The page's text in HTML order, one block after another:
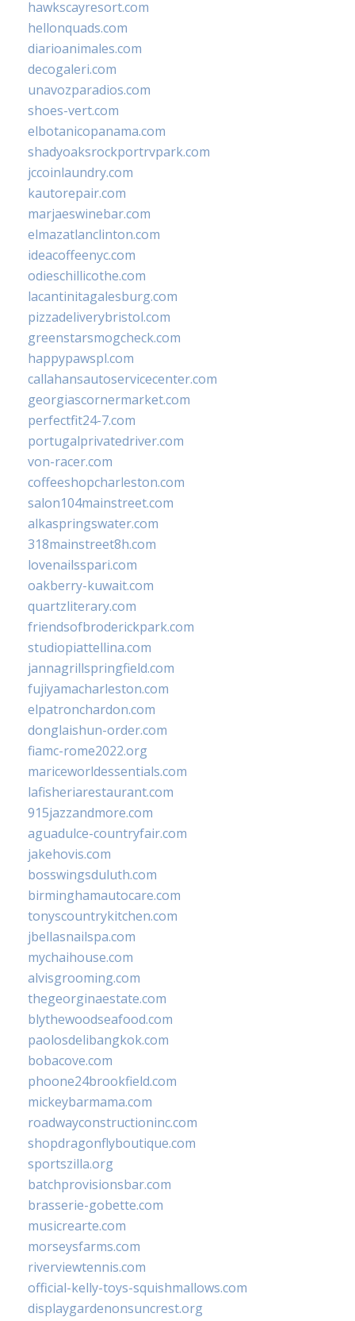
hawkscayresort.com
hellonquads.com
diarioanimales.com
decogaleri.com
unavozparadios.com
shoes-vert.com
elbotanicopanama.com
shadyoaksrockportrvpark.com
jccoinlaundry.com
kautorepair.com
marjaeswinebar.com
elmazatlanclinton.com
ideacoffeenyc.com
odieschillicothe.com
lacantinitagalesburg.com
pizzadeliverybristol.com
greenstarsmogcheck.com
happypawspl.com
callahansautoservicecenter.com
georgiascornermarket.com
perfectfit24-7.com
portugalprivatedriver.com
von-racer.com
coffeeshopcharleston.com
salon104mainstreet.com
alkaspringswater.com
318mainstreet8h.com
lovenailsspari.com
oakberry-kuwait.com
quartzliterary.com
friendsofbroderickpark.com
studiopiattellina.com
jannagrillspringfield.com
fujiyamacharleston.com
elpatronchardon.com
donglaishun-order.com
fiamc-rome2022.org
mariceworldessentials.com
lafisheriarestaurant.com
915jazzandmore.com
aguadulce-countryfair.com
jakehovis.com
bosswingsduluth.com
birminghamautocare.com
tonyscountrykitchen.com
jbellasnailspa.com
mychaihouse.com
alvisgrooming.com
thegeorginaestate.com
blythewoodseafood.com
paolosdelibangkok.com
bobacove.com
phoone24brookfield.com
mickeybarmama.com
roadwayconstructioninc.com
shopdragonflyboutique.com
sportszilla.org
batchprovisionsbar.com
brasserie-gobette.com
musicrearte.com
morseysfarms.com
riverviewtennis.com
official-kelly-toys-squishmallows.com
displaygardenonsuncrest.org